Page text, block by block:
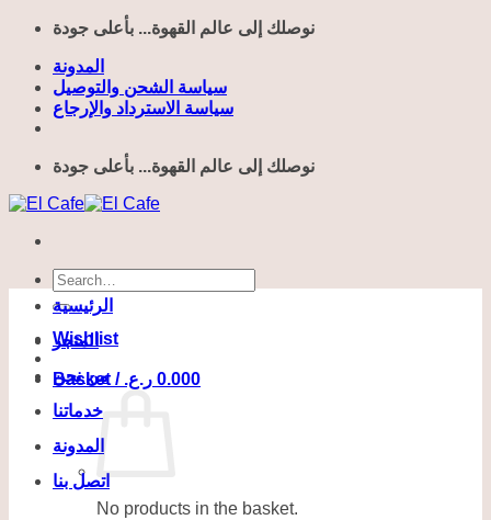
Skip
content
نوصلك إلى عالم القهوة... بأعلى جودة
المدونة
سياسة الشحن والتوصيل
سياسة الاسترداد والإرجاع
نوصلك إلى عالم القهوة... بأعلى جودة
Search
for:
Wishlist
Basket / 0.000 ر.ع.
No products in the basket.
الرئيسية
المتجر
من نحن
خدماتنا
المدونة
اتصل بنا